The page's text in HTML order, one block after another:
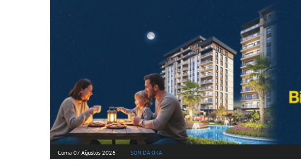
Cuma 07 Ağustos 2026 SON DAKİKA